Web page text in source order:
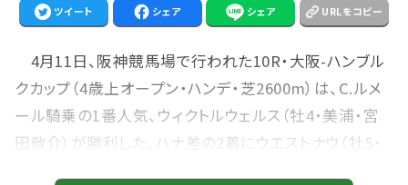
ツイート シェア シェア URLをコピー
4月11日、阪神競馬場で行われた10R・大阪-ハンブル
クカップ（4歳上オープン・ハンデ・芝2600m）は、C.ルメ
ール騎乗の1番人気、ウィクトルウェルス（牡4・美浦・宮
田敬介）が勝利した。ハナ差の2着にウエストナウ（牡5・